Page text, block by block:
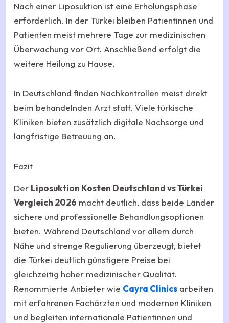
Nach einer Liposuktion ist eine Erholungsphase
erforderlich. In der Türkei bleiben Patientinnen und
Patienten meist mehrere Tage zur medizinischen
Überwachung vor Ort. Anschließend erfolgt die
weitere Heilung zu Hause.
In Deutschland finden Nachkontrollen meist direkt
beim behandelnden Arzt statt. Viele türkische
Kliniken bieten zusätzlich digitale Nachsorge und
langfristige Betreuung an.
Fazit
Der Liposuktion Kosten Deutschland vs Türkei
Vergleich 2026 macht deutlich, dass beide Länder
sichere und professionelle Behandlungsoptionen
bieten. Während Deutschland vor allem durch
Nähe und strenge Regulierung überzeugt, bietet
die Türkei deutlich günstigere Preise bei
gleichzeitig hoher medizinischer Qualität.
Renommierte Anbieter wie Cayra Clinics arbeiten
mit erfahrenen Fachärzten und modernen Kliniken
und begleiten internationale Patientinnen und